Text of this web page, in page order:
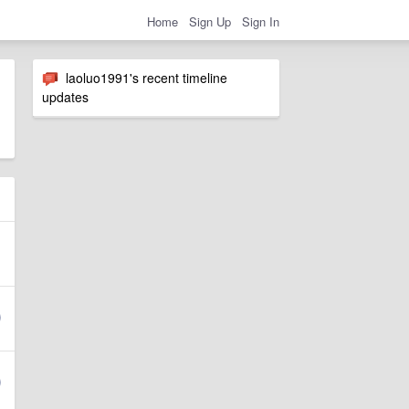
Home Sign Up Sign In
laoluo1991's recent timeline
updates